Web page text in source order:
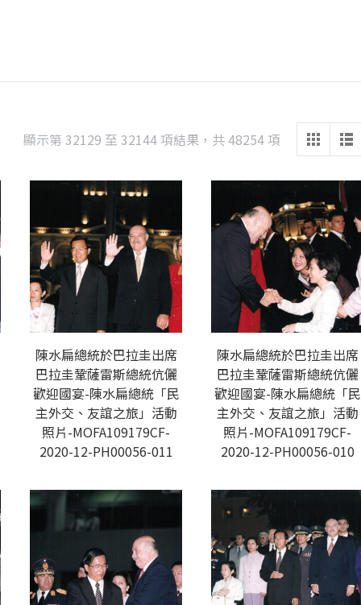
顯示第 32129 至 32144 項結果，共 48254 項 Sorted
latest
陳水扁總統於巴拉圭出席
巴拉圭鞏薩雷斯總統伉儷
歡迎國宴-陳水扁總統「民
主外交、友誼之旅」活動
照片-MOFA109179CF-
2020-12-PH00056-011
陳水扁總統於巴拉圭出席
巴拉圭鞏薩雷斯總統伉儷
歡迎國宴-陳水扁總統「民
主外交、友誼之旅」活動
照片-MOFA109179CF-
2020-12-PH00056-010